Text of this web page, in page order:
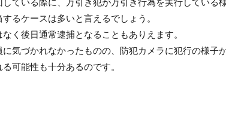
ている際に、万引き犯が万引き行為を実行している
るケースは多いと言えるでしょう。
く後日通常逮捕となることもありえます。
気づかれなかったものの、防犯カメラに犯行の様子
可能性も十分あるのです。